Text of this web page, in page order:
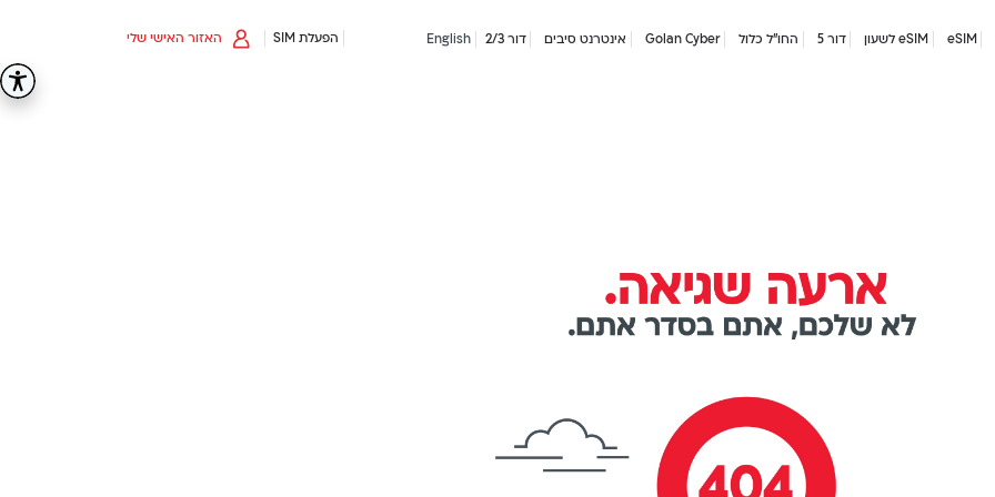
eSIM eSIM לשעון דור 5 החו"ל כלול Golan Cyber אינטרנט סיבים דור 2/3 English הפעלת SIM האזור האישי שלי